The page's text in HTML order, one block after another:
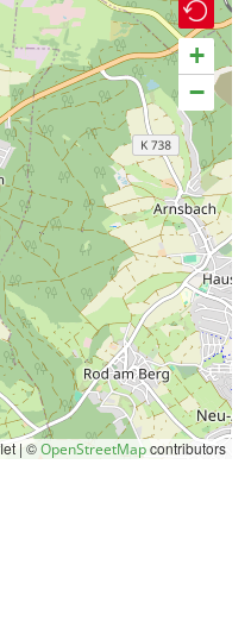
+
−
| ©OpenStreetMapcontributors